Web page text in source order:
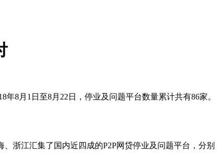
8月1日至8月22日，停业及问题平台数量累计共有86家。
浙江汇集了国内近四成的P2P网贷停业及问题平台，分别